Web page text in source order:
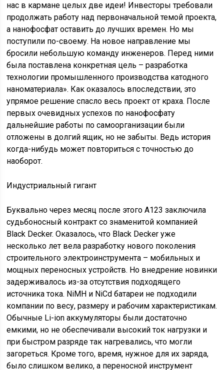
нас в кармане целых две идеи! Инвесторы требовали
продолжать работу над первоначальной темой проекта,
а нанофосфат оставить до лучших времен. Но мы
поступили по-своему. На новое направление мы
бросили небольшую команду инженеров. Перед ними
была поставлена конкретная цель – разработка
технологии промышленного производства катодного
наноматериала». Как оказалось впоследствии, это
упрямое решение спасло весь проект от краха. После
первых очевидных успехов по нанофосфату
дальнейшие работы по самоорганизации были
отложены в долгий ящик, но не забыты. Ведь история
когда-нибудь может повториться с точностью до
наоборот.
Индустриальный гигант
Буквально через месяц после этого A123 заключила
судьбоносный контракт со знаменитой компанией
Black Decker. Оказалось, что Black Decker уже
несколько лет вела разработку нового поколения
строительного электроинструмента – мобильных и
мощных переносных устройств. Но внедрение новинки
задерживалось из-за отсутствия подходящего
источника тока. NiMH и NiCd батареи не подходили
компании по весу, размеру и рабочим характеристикам.
Обычные Li-ion аккумуляторы были достаточно
емкими, но не обеспечивали высокий ток нагрузки и
при быстром разряде так нагревались, что могли
загореться. Кроме того, время, нужное для их заряда,
было слишком велико, а переносной инструмент